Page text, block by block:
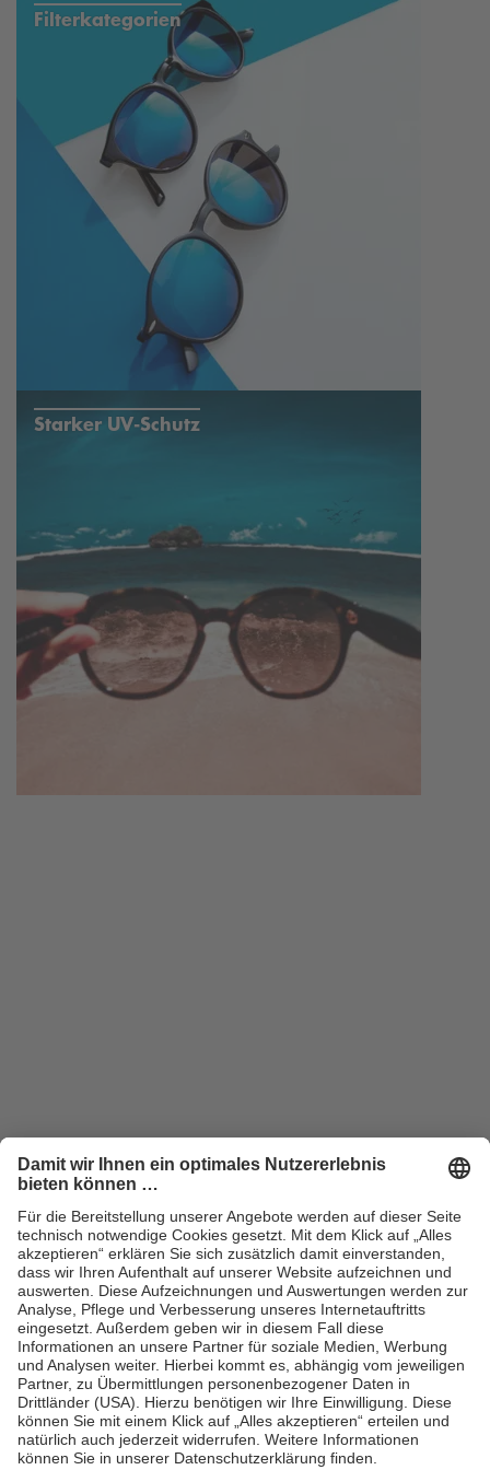
Filterkategorien
Starker UV-Schutz
ZUM SHOP
Handel
Vertriebsbedingungen
Kontakt für Handel